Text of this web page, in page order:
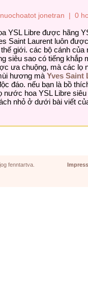
nuochoatot jonetran | 0
YSL Libre được hãng
Saint Laurent luôn
thế giới. các bộ cánh của
siêu sao có tiếng khắp
ưa chuộng, mà các lọ
hương mà Yves Saint
đáo. nếu bạn là bồ
nước hoa YSL Libre siêu
nhỏ ở dưới bài viết
fenntartva.